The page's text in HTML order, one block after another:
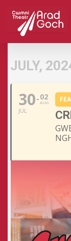
main
content
JULY,
30
JUL
02
AUG